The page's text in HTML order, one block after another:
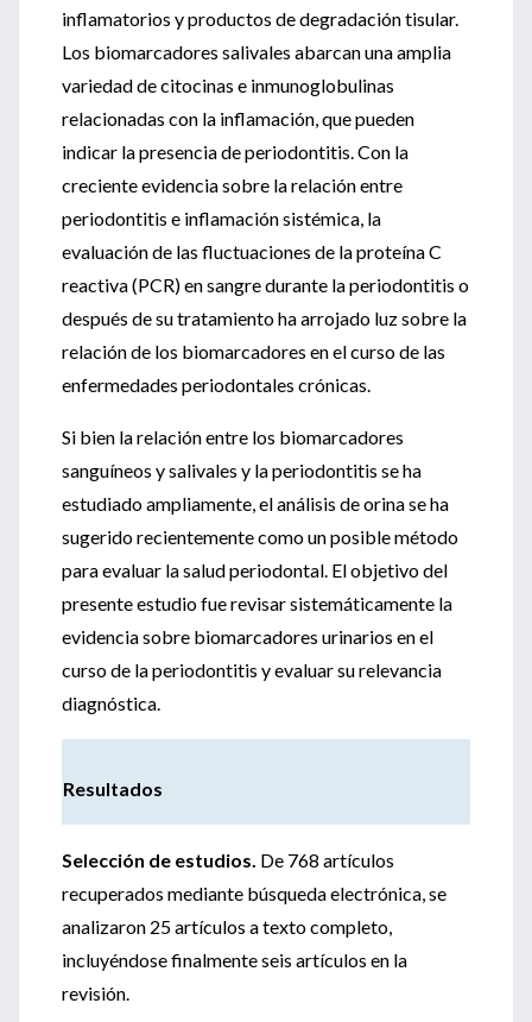
inflamatorios y productos de degradación tisular.
Los biomarcadores salivales abarcan una amplia
variedad de citocinas e inmunoglobulinas
relacionadas con la inflamación, que pueden
indicar la presencia de periodontitis. Con la
creciente evidencia sobre la relación entre
periodontitis e inflamación sistémica, la
evaluación de las fluctuaciones de la proteína C
reactiva (PCR) en sangre durante la periodontitis o
después de su tratamiento ha arrojado luz sobre la
relación de los biomarcadores en el curso de las
enfermedades periodontales crónicas.
Si bien la relación entre los biomarcadores
sanguíneos y salivales y la periodontitis se ha
estudiado ampliamente, el análisis de orina se ha
sugerido recientemente como un posible método
para evaluar la salud periodontal. El objetivo del
presente estudio fue revisar sistemáticamente la
evidencia sobre biomarcadores urinarios en el
curso de la periodontitis y evaluar su relevancia
diagnóstica.
Resultados
Selección de estudios. De 768 artículos
recuperados mediante búsqueda electrónica, se
analizaron 25 artículos a texto completo,
incluyéndose finalmente seis artículos en la
revisión.